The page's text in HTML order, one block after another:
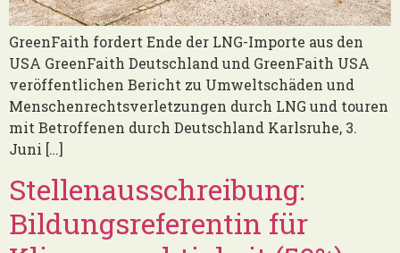
GreenFaith fordert Ende der LNG-Importe aus den
USA GreenFaith Deutschland und GreenFaith USA
veröffentlichen Bericht zu Umweltschäden und
Menschenrechtsverletzungen durch LNG und touren
mit Betroffenen durch Deutschland Karlsruhe, 3.
Juni […]
Stellenausschreibung:
Bildungsreferentin für